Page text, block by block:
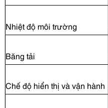
Nhiệt độ môi trường
Băng tải
Chế độ hiển thị và vận hành